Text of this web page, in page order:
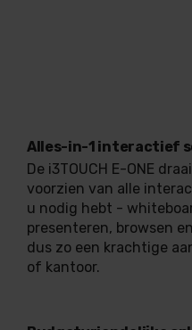
Alles-in-1 interactief
De i3TOUCH E-ONE
voorzien van alle
u nodig hebt -
presenteren, browsen
dus zo een krachtige
of kantoor.